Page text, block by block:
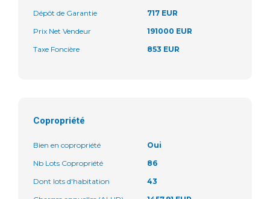
Dépôt de Garantie
717 EUR
Prix Net Vendeur
191000 EUR
Taxe Foncière
853 EUR
Copropriété
Bien en copropriété
Oui
Nb Lots Copropriété
86
Dont lots d'habitation
43